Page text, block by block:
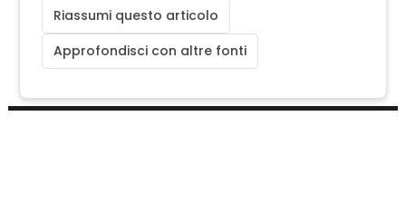
Riassumi questo articolo
Approfondisci con altre fonti